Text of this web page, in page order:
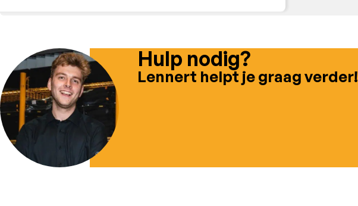
Hulp nodig?
Lennert helpt je graag verder!